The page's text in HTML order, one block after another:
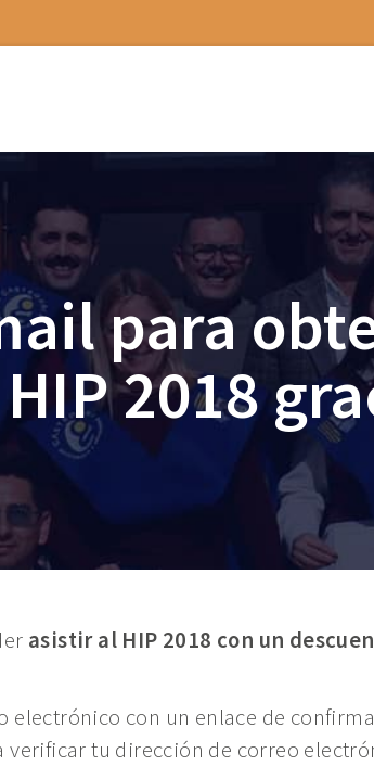
para
2018
asistir al HIP 2018 con un
electrónico con un enlace de
verificar tu dirección de correo